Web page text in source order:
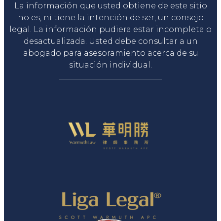
La información que usted obtiene de este sitio
no es, ni tiene la intención de ser, un consejo
legal. La información pudiera estar incompleta o
desactualizada. Usted debe consultar a un
abogado para asesoramiento acerca de su
situación individual.